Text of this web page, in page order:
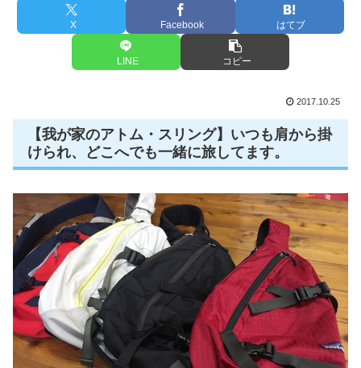
X Facebook はてブ
LINE コピー
2017.10.25
【我が家のアトム・スリング】いつも肩から掛
けられ、どこへでも一緒に旅してます。